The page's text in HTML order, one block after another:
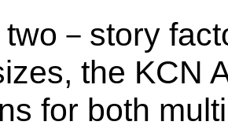
－story
the KCN
for both